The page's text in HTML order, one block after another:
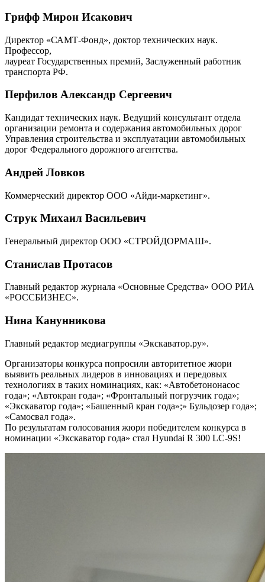
Грифф Мирон Исакович
Директор «САМТ-Фонд», доктор технических наук.
Профессор,
лауреат Государственных премий, Заслуженный работник
транспорта РФ.
Перфилов Александр Сергеевич
Кандидат технических наук. Ведущий консультант отдела
организации ремонта и содержания автомобильных дорог
Управления строительства и эксплуатации автомобильных
дорог Федерального дорожного агентства.
Андрей Ловков
Коммерческий директор ООО «Айди-маркетинг».
Струк Михаил Васильевич
Генеральный директор ООО «СТРОЙДОРМАШ».
Станислав Протасов
Главный редактор журнала «Основные Средства» ООО РИА
«РОССБИЗНЕС».
Нина Канунникова
Главный редактор медиагруппы «Экскаватор.ру».
Организаторы конкурса попросили авторитетное жюри
выявить реальных лидеров в инновациях и передовых
технологиях в таких номинациях, как: «Автобетононасос
года»; «Автокран года»; «Фронтальный погрузчик года»;
«Экскаватор года»; «Башенный кран года»;» Бульдозер года»;
«Самосвал года».
По результатам голосования жюри победителем конкурса в
номинации «Экскаватор года» стал Hyundai R 300 LC-9S!